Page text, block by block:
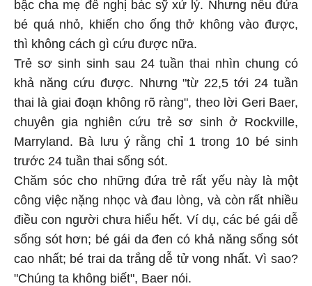
bậc cha mẹ đề nghị bác sỹ xử lý. Nhưng nếu đứa
bé quá nhỏ, khiến cho ống thở không vào được,
thì không cách gì cứu được nữa.
Trẻ sơ sinh sinh sau 24 tuần thai nhìn chung có
khả năng cứu được. Nhưng "từ 22,5 tới 24 tuần
thai là giai đoạn không rõ ràng", theo lời Geri Baer,
chuyên gia nghiên cứu trẻ sơ sinh ở Rockville,
Marryland. Bà lưu ý rằng chỉ 1 trong 10 bé sinh
trước 24 tuần thai sống sót.
Chăm sóc cho những đứa trẻ rất yếu này là một
công việc nặng nhọc và đau lòng, và còn rất nhiều
điều con người chưa hiểu hết. Ví dụ, các bé gái dễ
sống sót hơn; bé gái da đen có khả năng sống sót
cao nhất; bé trai da trắng dễ tử vong nhất. Vì sao?
"Chúng ta không biết", Baer nói.